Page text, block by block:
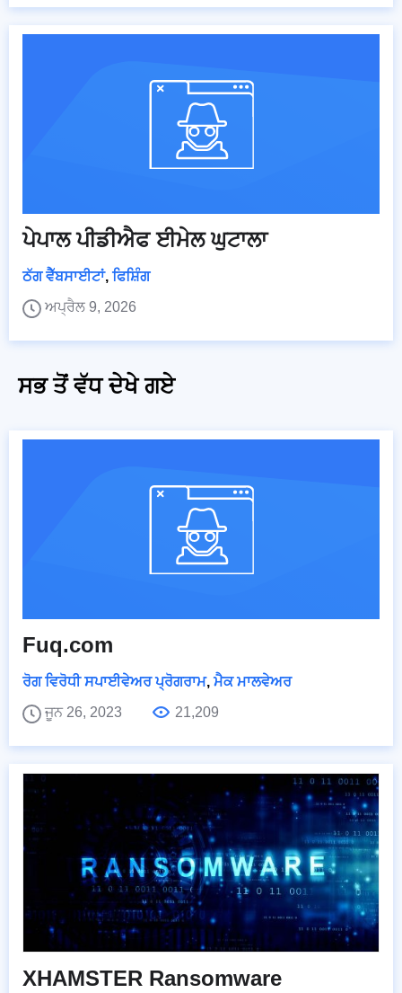
ਪੇਪਾਲ ਪੀਡੀਐਫ ਈਮੇਲ ਘੁਟਾਲਾ
ਠੱਗ ਵੈੱਬਸਾਈਟਾਂ, ਫਿਸ਼ਿੰਗ
ਅਪ੍ਰੈਲ 9, 2026
ਸਭ ਤੋਂ ਵੱਧ ਦੇਖੇ ਗਏ
Fuq.com
ਰੋਗ ਵਿਰੋਧੀ ਸਪਾਈਵੇਅਰ ਪ੍ਰੋਗਰਾਮ, ਮੈਕ ਮਾਲਵੇਅਰ
ਜੂਨ 26, 2023
21,209
XHAMSTER Ransomware